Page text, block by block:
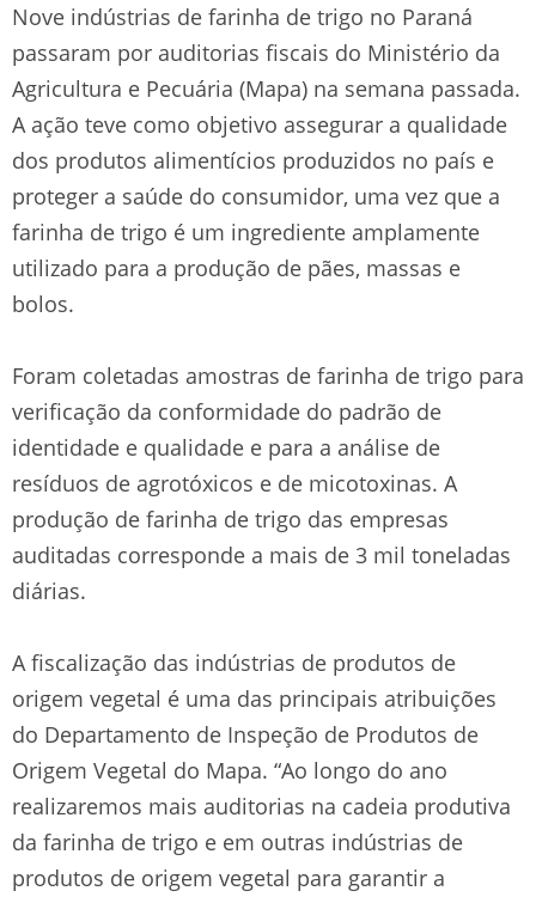
Nove indústrias de farinha de trigo no Paraná
passaram por auditorias fiscais do Ministério da
Agricultura e Pecuária (Mapa) na semana passada.
A ação teve como objetivo assegurar a qualidade
dos produtos alimentícios produzidos no país e
proteger a saúde do consumidor, uma vez que a
farinha de trigo é um ingrediente amplamente
utilizado para a produção de pães, massas e
bolos.
Foram coletadas amostras de farinha de trigo para
verificação da conformidade do padrão de
identidade e qualidade e para a análise de
resíduos de agrotóxicos e de micotoxinas. A
produção de farinha de trigo das empresas
auditadas corresponde a mais de 3 mil toneladas
diárias.
A fiscalização das indústrias de produtos de
origem vegetal é uma das principais atribuições
do Departamento de Inspeção de Produtos de
Origem Vegetal do Mapa. “Ao longo do ano
realizaremos mais auditorias na cadeia produtiva
da farinha de trigo e em outras indústrias de
produtos de origem vegetal para garantir a